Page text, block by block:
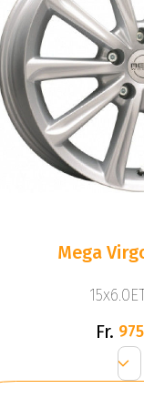
Mega
Fr.